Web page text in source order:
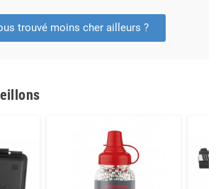
trouvé moins cher ailleurs ?